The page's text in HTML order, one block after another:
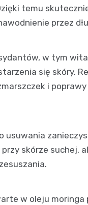
temu
przez
w tym
się skóry.
i
usuwania
skórze suchej,
w oleju moringa